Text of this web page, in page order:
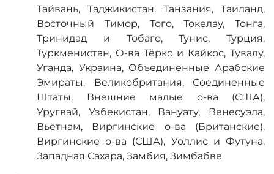
Тайвань, Таджикистан, Танзания, Таиланд,
Восточный Тимор, Того, Токелау, Тонга,
Тринидад и Тобаго, Тунис, Турция,
Туркменистан, О-ва Тёркс и Кайкос, Тувалу,
Уганда, Украина, Объединенные Арабские
Эмираты, Великобритания, Соединенные
Штаты, Внешние малые о-ва (США),
Уругвай, Узбекистан, Вануату, Венесуэла,
Вьетнам, Виргинские о-ва (Британские),
Виргинские о-ва (США), Уоллис и Футуна,
Западная Сахара, Замбия, Зимбабве